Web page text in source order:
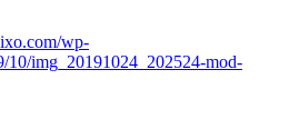
wp-
10/img_20191024_202524-mod-